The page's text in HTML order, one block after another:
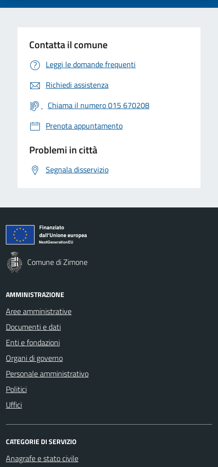
Contatta il comune
Leggi le domande frequenti
Richiedi assistenza
Chiama il numero 015 670208
Prenota appuntamento
Problemi in città
Segnala disservizio
Comune di Zimone
AMMINISTRAZIONE
Aree amministrative
Documenti e dati
Enti e fondazioni
Organi di governo
Personale amministrativo
Politici
Uffici
CATEGORIE DI SERVIZIO
Anagrafe e stato civile